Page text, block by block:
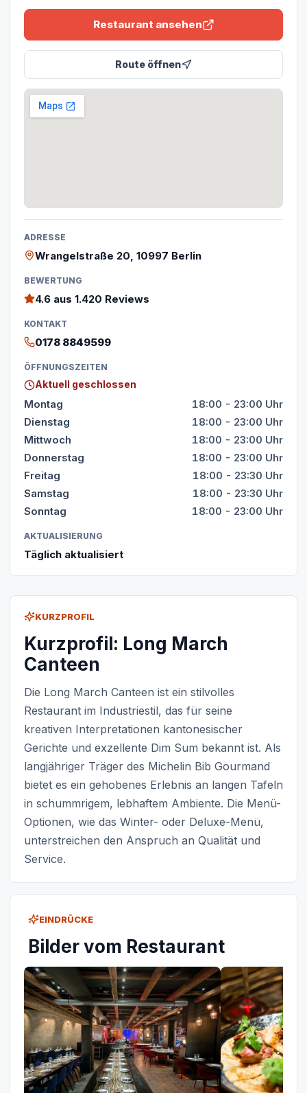
KURZPROFIL
Kurzprofil: Long March
Canteen
Die Long March Canteen ist ein stilvolles
Restaurant im Industriestil, das für seine
kreativen Interpretationen kantonesischer
Gerichte und exzellente Dim Sum bekannt ist. Als
langjähriger Träger des Michelin Bib Gourmand
bietet es ein gehobenes Erlebnis an langen Tafeln
in schummrigem, lebhaftem Ambiente. Die Menü-
Optionen, wie das Winter- oder Deluxe-Menü,
unterstreichen den Anspruch an Qualität und
Service.
EINDRÜCKE
Bilder vom Restaurant
Restaurant ansehen
Route öffnen
ADRESSE
Wrangelstraße 20, 10997 Berlin
BEWERTUNG
4.6 aus 1.420 Reviews
KONTAKT
0178 8849599
ÖFFNUNGSZEITEN
Aktuell geschlossen
Montag
18:00 - 23:00 Uhr
Dienstag
18:00 - 23:00 Uhr
Mittwoch
18:00 - 23:00 Uhr
Donnerstag
18:00 - 23:00 Uhr
Freitag
18:00 - 23:30 Uhr
Samstag
18:00 - 23:30 Uhr
Sonntag
18:00 - 23:00 Uhr
AKTUALISIERUNG
Täglich aktualisiert